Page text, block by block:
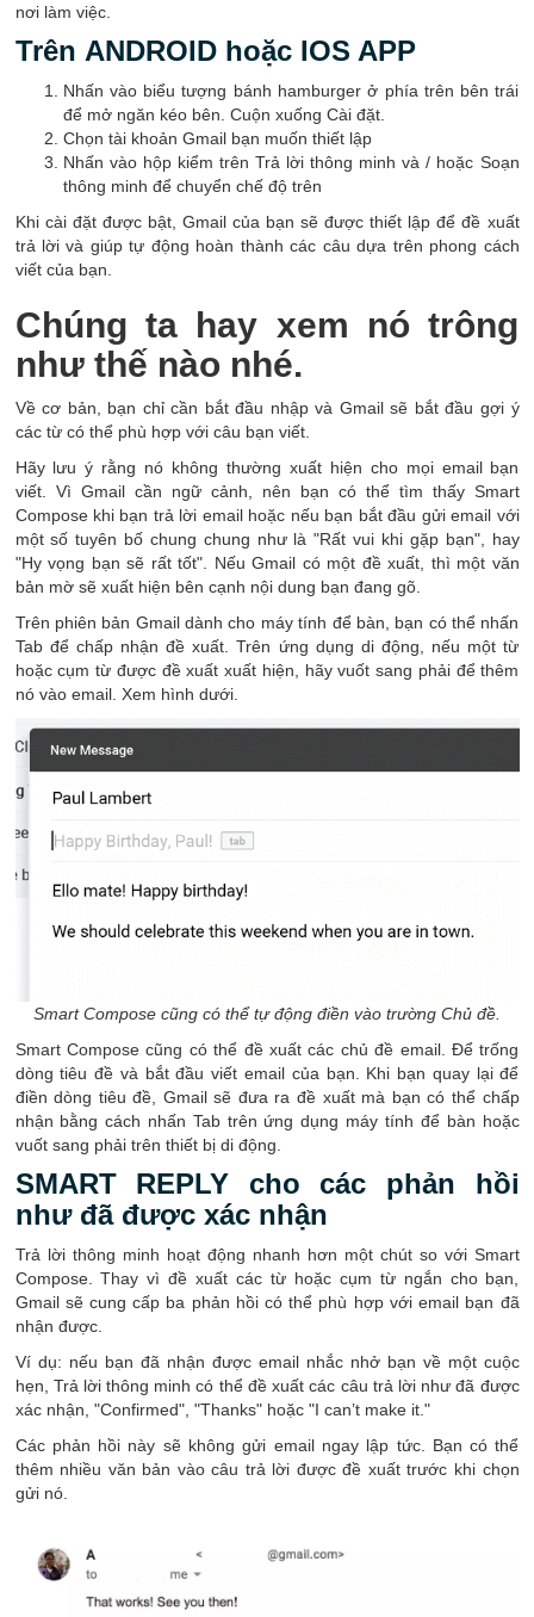
nơi làm việc.
Trên ANDROID hoặc IOS APP
Nhấn vào biểu tượng bánh hamburger ở phía trên bên trái
để mở ngăn kéo bên. Cuộn xuống Cài đặt.
Chọn tài khoản Gmail bạn muốn thiết lập
Nhấn vào hộp kiểm trên Trả lời thông minh và / hoặc Soạn
thông minh để chuyển chế độ trên
Khi cài đặt được bật, Gmail của bạn sẽ được thiết lập để đề xuất
trả lời và giúp tự động hoàn thành các câu dựa trên phong cách
viết của bạn.
Chúng ta hay xem nó trông
như thế nào nhé.
Về cơ bản, bạn chỉ cần bắt đầu nhập và Gmail sẽ bắt đầu gợi ý
các từ có thể phù hợp với câu bạn viết.
Hãy lưu ý rằng nó không thường xuất hiện cho mọi email bạn
viết. Vì Gmail cần ngữ cảnh, nên bạn có thể tìm thấy Smart
Compose khi bạn trả lời email hoặc nếu bạn bắt đầu gửi email với
một số tuyên bố chung chung như là "Rất vui khi gặp bạn", hay
"Hy vọng bạn sẽ rất tốt". Nếu Gmail có một đề xuất, thì một văn
bản mờ sẽ xuất hiện bên cạnh nội dung bạn đang gõ.
Trên phiên bản Gmail dành cho máy tính để bàn, bạn có thể nhấn
Tab để chấp nhận đề xuất. Trên ứng dụng di động, nếu một từ
hoặc cụm từ được đề xuất xuất hiện, hãy vuốt sang phải để thêm
nó vào email. Xem hình dưới.
Smart Compose cũng có thể tự động điền vào trường Chủ đề.
Smart Compose cũng có thể đề xuất các chủ đề email. Để trống
dòng tiêu đề và bắt đầu viết email của bạn. Khi bạn quay lại để
điền dòng tiêu đề, Gmail sẽ đưa ra đề xuất mà bạn có thể chấp
nhận bằng cách nhấn Tab trên ứng dụng máy tính để bàn hoặc
vuốt sang phải trên thiết bị di động.
SMART REPLY cho các phản hồi
như đã được xác nhận
Trả lời thông minh hoạt động nhanh hơn một chút so với Smart
Compose. Thay vì đề xuất các từ hoặc cụm từ ngắn cho bạn,
Gmail sẽ cung cấp ba phản hồi có thể phù hợp với email bạn đã
nhận được.
Ví dụ: nếu bạn đã nhận được email nhắc nhở bạn về một cuộc
hẹn, Trả lời thông minh có thể đề xuất các câu trả lời như đã được
xác nhận, "Confirmed", "Thanks" hoặc "I can’t make it."
Các phản hồi này sẽ không gửi email ngay lập tức. Bạn có thể
thêm nhiều văn bản vào câu trả lời được đề xuất trước khi chọn
gửi nó.